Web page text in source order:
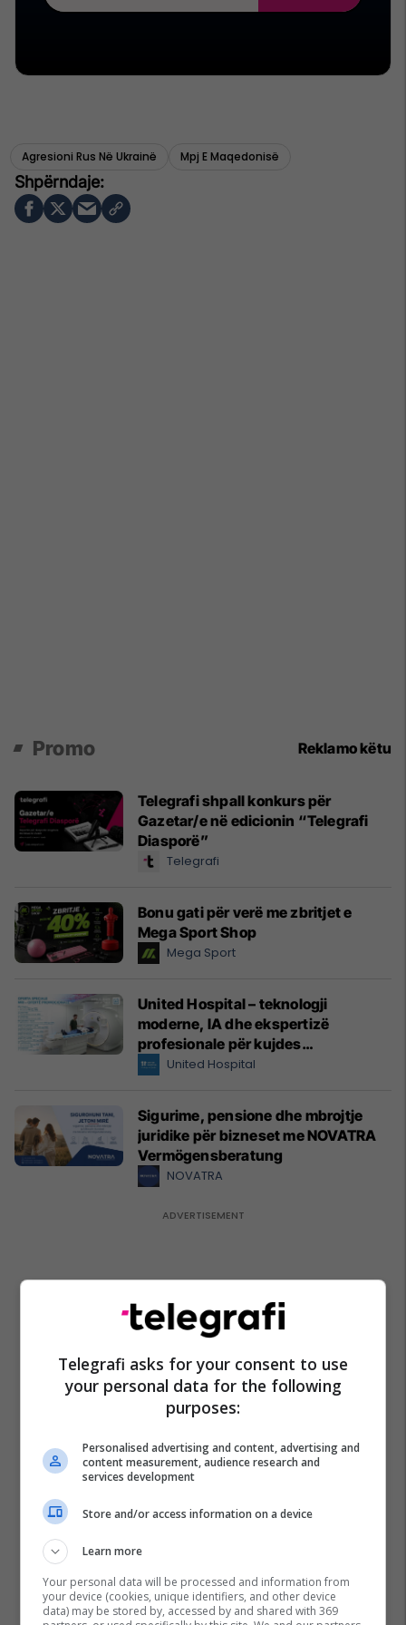
Agresioni Rus Në Ukrainë Mpj E Maqedonisë
Promo Reklamo këtu
Telegrafi shpall konkurs për
Gazetar/e në edicionin “Telegrafi
Diasporë”
Telegrafi
Bonu gati për verë me zbritjet e
Mega Sport Shop
Mega Sport
United Hospital – teknologji
moderne, IA dhe ekspertizë
profesionale për kujdes
shëndetësor me standarde
United Hospital
Sigurime, pensione dhe mbrojtje
juridike për bizneset me NOVATRA
Vermögensberatung
NOVATRA
Telegrafi asks for your consent to use
your personal data for the following
purposes:
Personalised advertising and content, advertising and
content measurement, audience research and
services development
Store and/or access information on a device
Learn more
Your personal data will be processed and information from
your device (cookies, unique identifiers, and other device
data) may be stored by, accessed by and shared with 369